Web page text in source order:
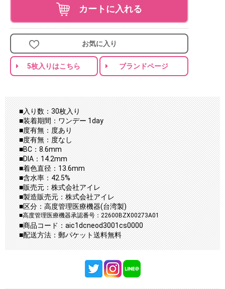
カートに入れる
お気に入り
5枚入りはこちら ブランドページ
■入り数：30枚入り
■装着期間：ワンデー 1day
■度有無：度あり
■度有無：度なし
■BC：8.6mm
■DIA：14.2mm
■着色直径：13.6mm
■含水率：42.5%
■販売元：株式会社アイレ
■製造販売元：株式会社アイレ
■区分：高度管理医療機器(台湾製)
■高度管理医療機器承認番号：22600BZX00273A01
■商品コード：aic1dcneod3001cs0000
■配送方法：郵パケット送料無料